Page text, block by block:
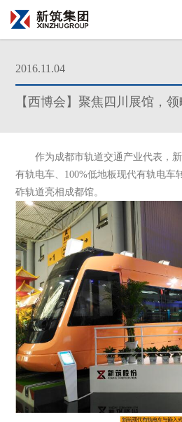
2016.11.04
【西博会】聚焦四川展馆，
作为成都市轨道交通产业代表，
有轨电车、100%低地板现代有轨电车
砟轨道亮相成都馆。